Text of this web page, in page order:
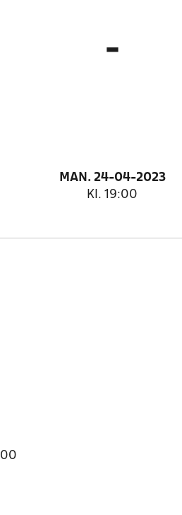
-
MAN. 24-04-2023
Kl. 19:00